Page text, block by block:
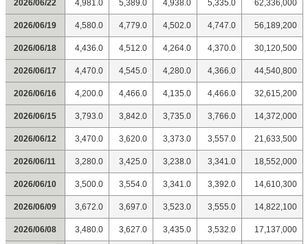
2026/06/22 4,981.0 5,389.0 4,938.0 5,335.0 62,336,000
2026/06/19 4,580.0 4,779.0 4,502.0 4,747.0 56,189,200
2026/06/18 4,436.0 4,512.0 4,264.0 4,370.0 30,120,500
2026/06/17 4,470.0 4,545.0 4,280.0 4,366.0 44,540,800
2026/06/16 4,200.0 4,466.0 4,135.0 4,466.0 32,615,200
2026/06/15 3,793.0 3,842.0 3,735.0 3,766.0 14,372,000
2026/06/12 3,470.0 3,620.0 3,373.0 3,557.0 21,633,500
2026/06/11 3,280.0 3,425.0 3,238.0 3,341.0 18,552,000
2026/06/10 3,500.0 3,554.0 3,341.0 3,392.0 14,610,300
2026/06/09 3,672.0 3,697.0 3,523.0 3,555.0 14,822,100
2026/06/08 3,480.0 3,627.0 3,435.0 3,532.0 17,137,000